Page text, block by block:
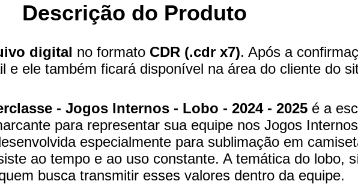
Descrição do Produto
digital no formato CDR (.cdr x7). Após a
e ele também ficará disponível na área do cliente do
- Jogos Internos - Lobo - 2024 - 2025 é a
para representar sua equipe nos Jogos
especialmente para sublimação em
ao tempo e ao uso constante. A temática do lobo,
busca transmitir esses valores dentro da equipe.